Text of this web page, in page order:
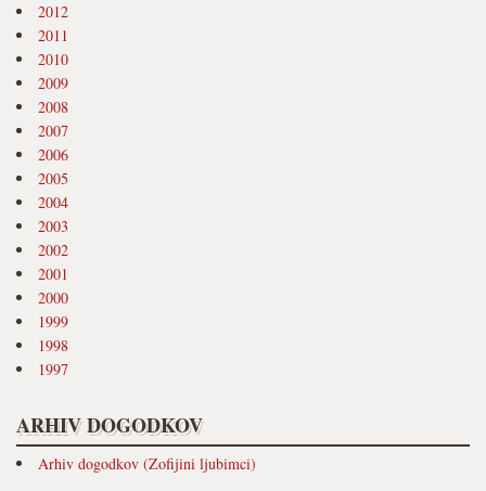
2012
2011
2010
2009
2008
2007
2006
2005
2004
2003
2002
2001
2000
1999
1998
1997
ARHIV DOGODKOV
Arhiv dogodkov (Zofijini ljubimci)